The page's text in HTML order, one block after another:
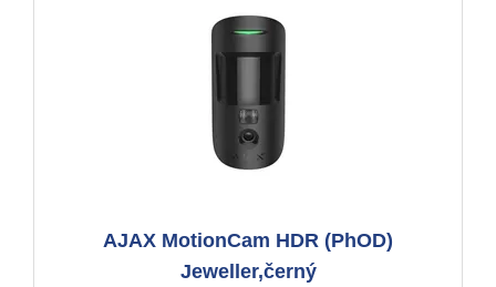
AJAX MotionCam HDR (PhOD)
Jeweller,černý